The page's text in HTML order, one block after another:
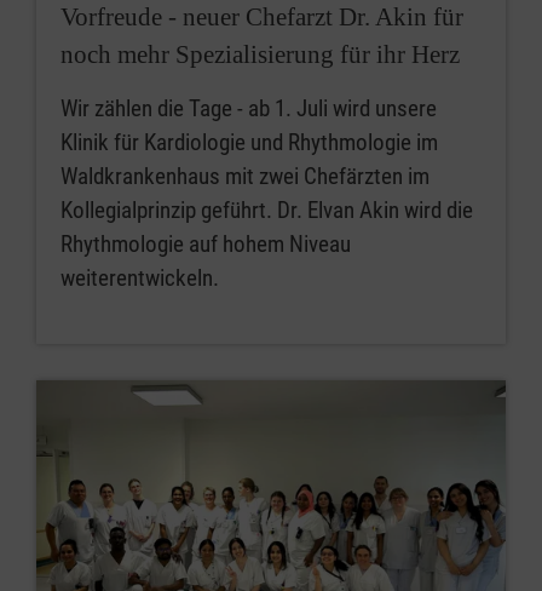
Vorfreude - neuer Chefarzt Dr. Akin für
noch mehr Spezialisierung für ihr Herz
Wir zählen die Tage - ab 1. Juli wird unsere
Klinik für Kardiologie und Rhythmologie im
Waldkrankenhaus mit zwei Chefärzten im
Kollegialprinzip geführt. Dr. Elvan Akin wird die
Rhythmologie auf hohem Niveau
weiterentwickeln.